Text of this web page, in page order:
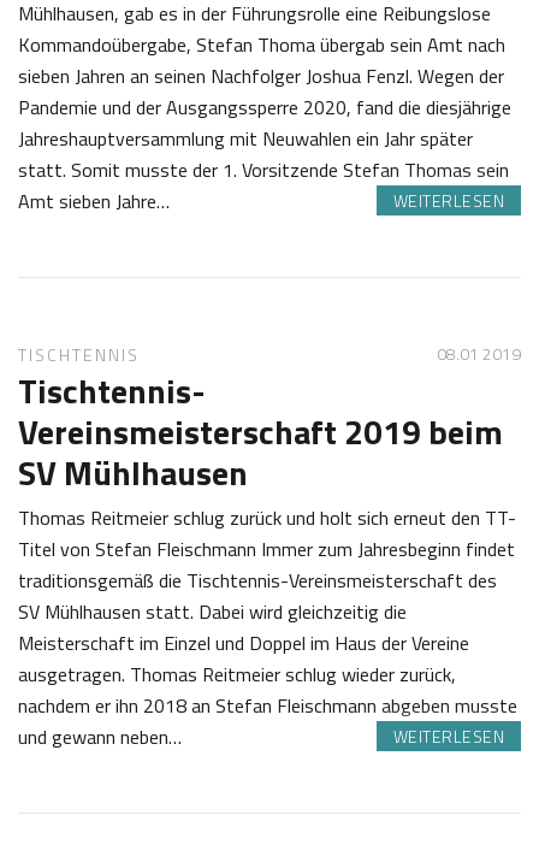
Mühlhausen, gab es in der Führungsrolle eine Reibungslose
Kommandoübergabe, Stefan Thoma übergab sein Amt nach
sieben Jahren an seinen Nachfolger Joshua Fenzl. Wegen der
Pandemie und der Ausgangssperre 2020, fand die diesjährige
Jahreshauptversammlung mit Neuwahlen ein Jahr später
statt. Somit musste der 1. Vorsitzende Stefan Thomas sein
Amt sieben Jahre…
WEITERLESEN
3
1
2
0
2
a
n
Z
o
t
TISCHTENNIS 08.01 2019
Tischtennis-
Vereinsmeisterschaft 2019 beim
SV Mühlhausen
Thomas Reitmeier schlug zurück und holt sich erneut den TT-
Titel von Stefan Fleischmann Immer zum Jahresbeginn findet
traditionsgemäß die Tischtennis-Vereinsmeisterschaft des
SV Mühlhausen statt. Dabei wird gleichzeitig die
Meisterschaft im Einzel und Doppel im Haus der Vereine
ausgetragen. Thomas Reitmeier schlug wieder zurück,
nachdem er ihn 2018 an Stefan Fleischmann abgeben musste
und gewann neben…
WEITERLESEN
8
a